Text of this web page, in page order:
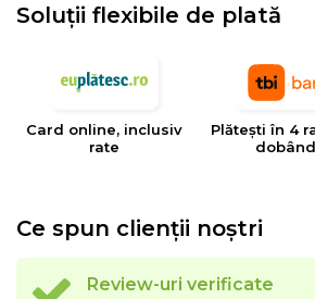
Soluții flexibile de plată
Card online, inclusiv
rate
Plătești în 4
Ce spun clienții noștri
Review-uri verificate